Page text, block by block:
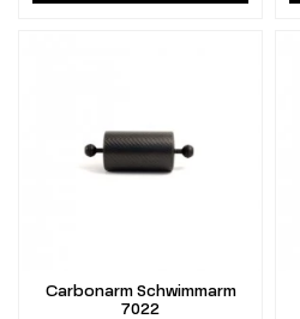
Carbonarm Schwimmarm
7022